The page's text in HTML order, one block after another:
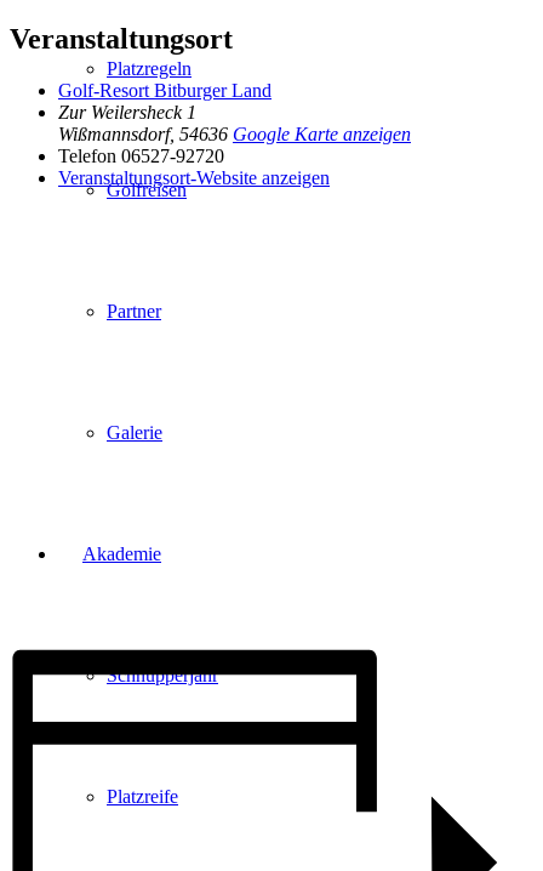
Platzregeln
Golfreisen
Partner
Galerie
Akademie
Schnupperjahr
Platzreife
Veranstaltungsort
Golf-Resort Bitburger Land
Zur Weilersheck 1
Wißmannsdorf, 54636 Google Karte anzeigen
Telefon 06527-92720
Veranstaltungsort-Website anzeigen